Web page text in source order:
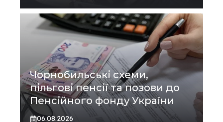
Чорнобильські схеми,
пільгові пенсії та позови до
Пенсійного фонду України
06.08.2026